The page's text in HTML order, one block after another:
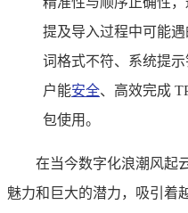
提及导入过程中可能
词格式不符、系统提
户能安全、高效完成
包使用。
在当今数字化浪潮风起
魅力和巨大的潜力，吸引着